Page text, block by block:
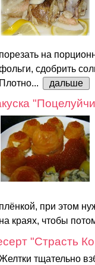
порезать на
сдобрить
Плотно...
дальше
плёнкой, при этом
на краях, чтобы
"Страсть
тщательно